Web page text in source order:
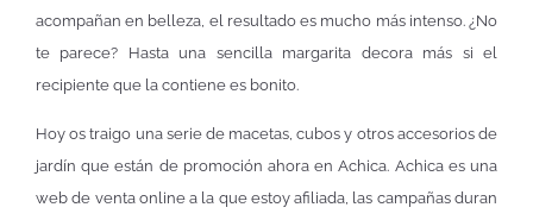
acompañan en belleza, el resultado es mucho más intenso. ¿No
te parece? Hasta una sencilla margarita decora más si el
recipiente que la contiene es bonito.
Hoy os traigo una serie de macetas, cubos y otros accesorios de
jardín que están de promoción ahora en Achica. Achica es una
web de venta online a la que estoy afiliada, las campañas duran